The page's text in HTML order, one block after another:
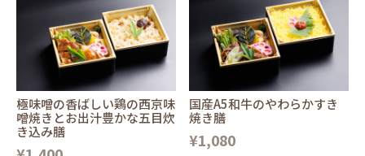
極味噌の香ばしい鶏の西京味
噌焼きとお出汁豊かな五目炊
き込み膳
国産A5和牛のやわらかすき
焼き膳
¥1,080